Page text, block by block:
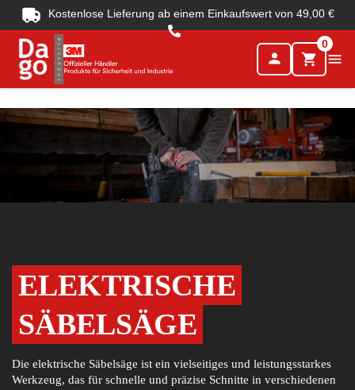
Kostenlose Lieferung ab einem Einkaufswert von 49,00 €
person shopping_cart
0

ELEKTRISCHE
SÄBELSÄGE
Die elektrische Säbelsäge ist ein vielseitiges und leistungsstarkes
Werkzeug, das für schnelle und präzise Schnitte in verschiedenen